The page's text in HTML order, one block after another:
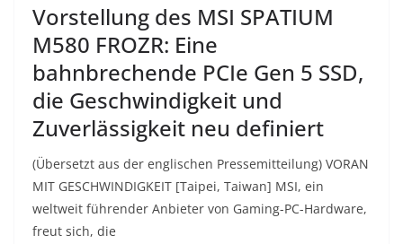
Vorstellung des MSI SPATIUM
M580 FROZR: Eine
bahnbrechende PCIe Gen 5 SSD,
die Geschwindigkeit und
Zuverlässigkeit neu definiert
(Übersetzt aus der englischen Pressemitteilung) VORAN
MIT GESCHWINDIGKEIT [Taipei, Taiwan] MSI, ein
weltweit führender Anbieter von Gaming-PC-Hardware,
freut sich, die